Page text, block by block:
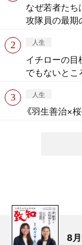
なぜ若者た
攻隊員の最期
人生
イチローの目
でもないとこ
人生
《羽生善治×
8